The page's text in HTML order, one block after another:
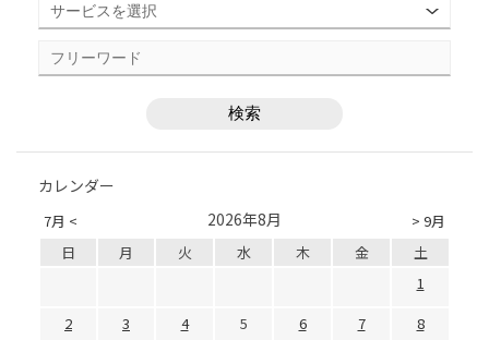
カレンダー
7月 < > 9月
2026年8月
日 月 火 水 木 金
土
1
2
3 4 5 6 7
8